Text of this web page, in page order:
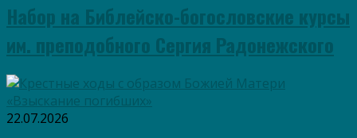
Набор на Библейско-богословские курсы
им. преподобного Сергия Радонежского
22.07.2026